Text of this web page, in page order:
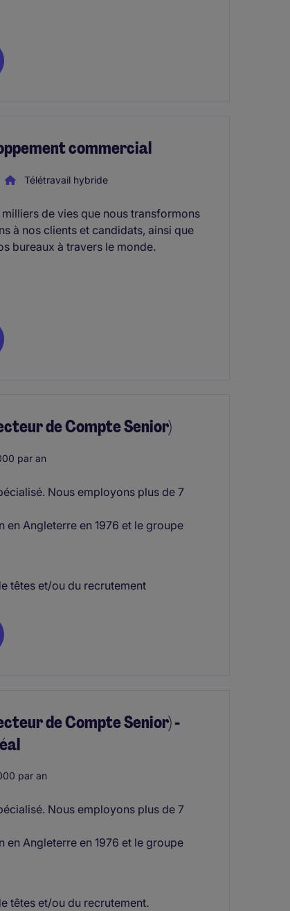
commercial
Télétravail hybride
de vies que nous transformons
à nos clients et candidats, ainsi que
bureaux à travers le monde.
de Compte Senior)
par an
Nous employons plus de 7
Angleterre en 1976 et le groupe
têtes et/ou du recrutement
de Compte Senior) -
par an
Nous employons plus de 7
Angleterre en 1976 et le groupe
têtes et/ou du recrutement.